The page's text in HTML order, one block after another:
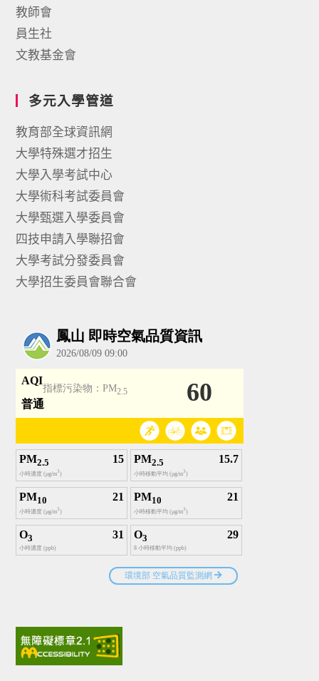
教師會
員生社
文教基金會
多元入學管道
教育部全球資訊網
大學特殊選才招生
大學入學考試中心
大學術科考試委員會
大學甄選入學委員會
四技申請入學聯招會
大學考試分發委員會
大學招生委員會聯合會